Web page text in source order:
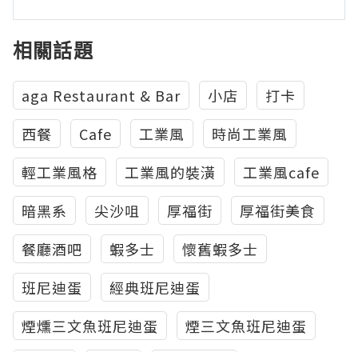
相關話題
aga Restaurant & Bar 小店
打卡
西餐
Cafe 工業風
時尚工業風
輕工業風格
工業風的裝潢
工業風cafe
暗黑系
尖沙咀 厚福街
厚福街美食
餐廳酒吧
蝦多士
懷舊蝦多士
班尼迪蛋
經典班尼迪蛋
煙燻三文魚班尼迪蛋
煙三文魚班尼迪蛋